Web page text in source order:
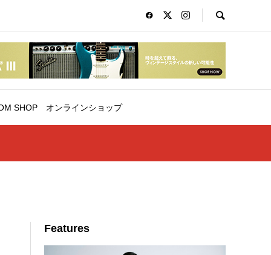
SHOP オンラインショップ
Features